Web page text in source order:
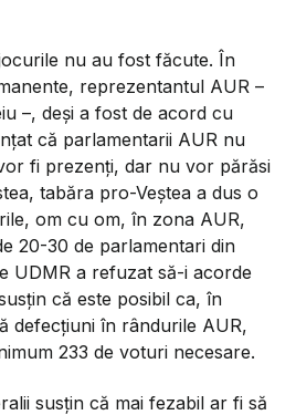
nu au fost făcute. În
reprezentantul AUR –
–, deși a fost de acord cu
că parlamentarii AUR nu
fi prezenți, dar nu vor părăsi
tabăra pro-Veștea a dus o
om cu om, în zona AUR,
20-30 de parlamentari din
UDMR a refuzat să-i acorde
că este posibil ca, în
defecțiuni în rândurile AUR,
233 de voturi necesare.
susțin că mai fezabil ar fi să